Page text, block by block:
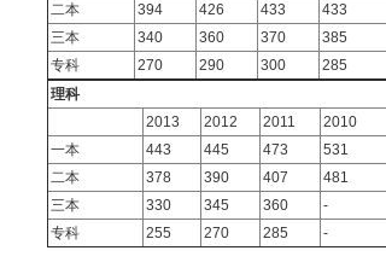
二本
394 426 433 433
三本
340 360 370 385
专科
270 290 300 285
理科
2013
2012 2011 2010
一本
443 445 473 531
二本
378 390 407 481
三本
330 345 360 -
专科
255 270 285 -